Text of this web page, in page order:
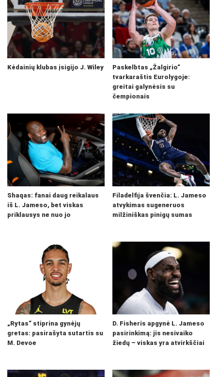
Kėdainių klubas įsigijo J. Wiley
Paskelbtas „Žalgirio“
tvarkaraštis Eurolygoje:
greitai galynėsis su
čempionais
Shaqas: fanai daug reikalaus
iš L. Jameso, bet viskas
priklausys ne nuo jo
Filadelfija švenčia: L. Jameso
atvykimas sugeneruos
milžiniškas pinigų sumas
„Rytas“ stiprina gynėjų
gretas: pasirašyta sutartis su
M. Devoe
D. Fisheris apgynė L. Jameso
pasirinkimą: jis nesivaiko
žiedų – viskas yra atvirkščiai